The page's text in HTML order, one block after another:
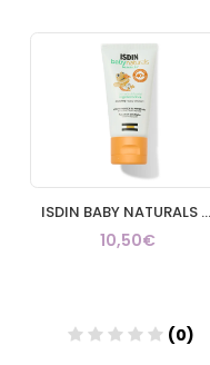
Añadir
ISDIN BABY NATURALS NUTRAISDIN POMADA DEL PAÑAL REGENERADORA 1 ENVASE 50 ml
10,50€
(0)